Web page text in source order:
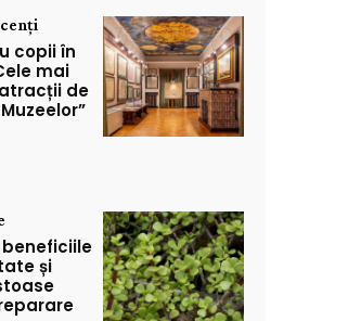
copii în
mai
de
și